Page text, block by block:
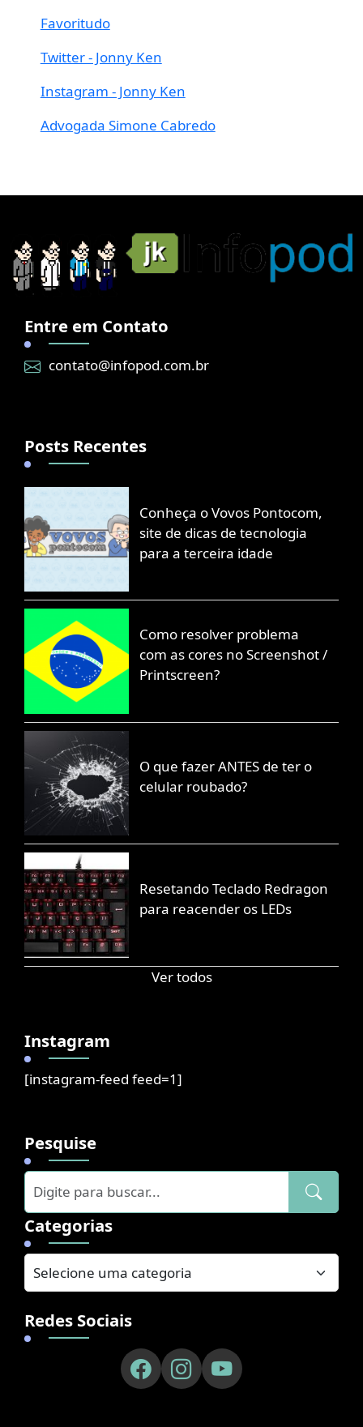
Favoritudo
Twitter - Jonny Ken
Instagram - Jonny Ken
Advogada Simone Cabredo
Entre em Contato
contato@infopod.com.br
Posts Recentes
Conheça o Vovos Pontocom,
site de dicas de tecnologia
para a terceira idade
Como resolver problema
com as cores no Screenshot /
Printscreen?
O que fazer ANTES de ter o
celular roubado?
Resetando Teclado Redragon
para reacender os LEDs
Ver todos
Instagram
[instagram-feed feed=1]
Pesquise
Categorias
Redes Sociais